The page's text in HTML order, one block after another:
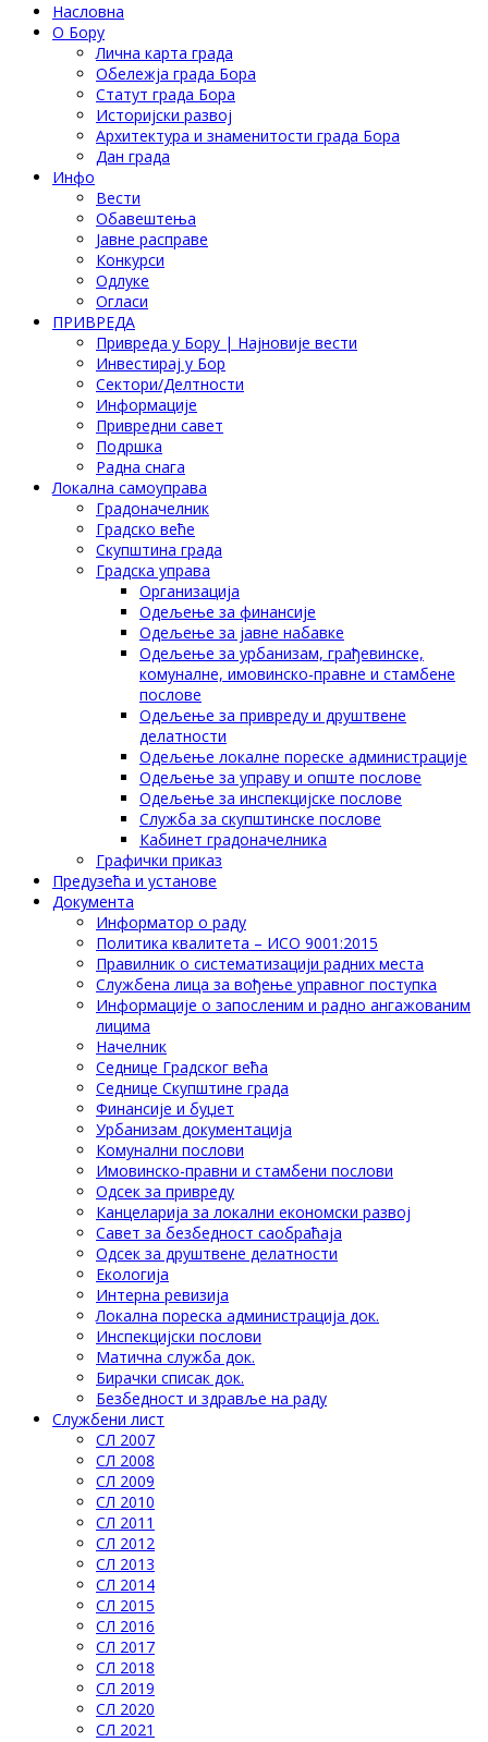
Насловна
О Бору
Лична карта града
Обележја града Бора
Статут града Бора
Историјски развој
Архитектура и знаменитости града Бора
Дан града
Инфо
Вести
Обавештења
Јавне расправе
Конкурси
Одлуке
Огласи
ПРИВРЕДА
Привреда у Бору | Најновије вести
Инвестирај у Бор
Сектори/Делтности
Информације
Привредни савет
Подршка
Радна снага
Локална самоуправа
Градоначелник
Градско веће
Скупштина града
Градска управа
Организација
Одељење за финансије
Одељење за јавне набавке
Одељење за урбанизам, грађевинске,
комуналне, имовинско-правне и стамбене
послове
Одељење за привреду и друштвене
делатности
Одељење локалне пореске администрације
Одељење за управу и опште послове
Одељење за инспекцијске послове
Служба за скупштинске послове
Кабинет градоначелника
Графички приказ
Предузећа и установе
Документа
Информатор о раду
Политика квалитета – ИСО 9001:2015
Правилник о систематизацији радних места
Службена лица за вођење управног поступка
Информације о запосленим и радно ангажованим
лицима
Начелник
Седнице Градског већа
Седнице Скупштине града
Финансије и буџет
Урбанизам документација
Комунални послови
Имовинско-правни и стамбени послови
Одсек за привреду
Канцеларија за локални економски развој
Савет за безбедност саобраћаја
Одсек за друштвене делатности
Eкологија
Интерна ревизија
Локална пореска администрација док.
Инспекцијски послови
Матична служба док.
Бирачки списак док.
Безбедност и здравље на раду
Службени лист
СЛ 2007
СЛ 2008
СЛ 2009
СЛ 2010
СЛ 2011
СЛ 2012
СЛ 2013
СЛ 2014
СЛ 2015
СЛ 2016
СЛ 2017
СЛ 2018
СЛ 2019
СЛ 2020
СЛ 2021